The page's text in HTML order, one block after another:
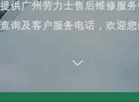
供广州劳力士售后维修服务
询及客户服务电话，欢迎您